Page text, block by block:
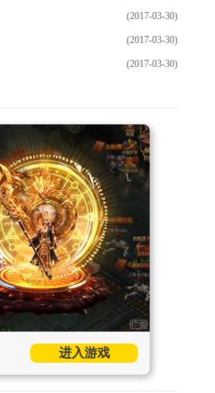
(2017-03-30)
(2017-03-30)
(2017-03-30)
进入游戏